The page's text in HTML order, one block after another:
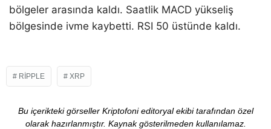
bölgeler arasında kaldı. Saatlik MACD yükseliş
bölgesinde ivme kaybetti. RSI 50 üstünde kaldı.
RIPPLE XRP
Bu içerikteki görseller Kriptofoni editoryal ekibi tarafından özel
olarak hazırlanmıştır. Kaynak gösterilmeden kullanılamaz.